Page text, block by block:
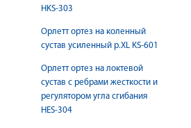
HKS-303
Орлетт ортез на коленный
сустав усиленный р.XL KS-601
Орлетт ортез на локтевой
сустав с ребрами жесткости и
регулятором угла сгибания
HES-304